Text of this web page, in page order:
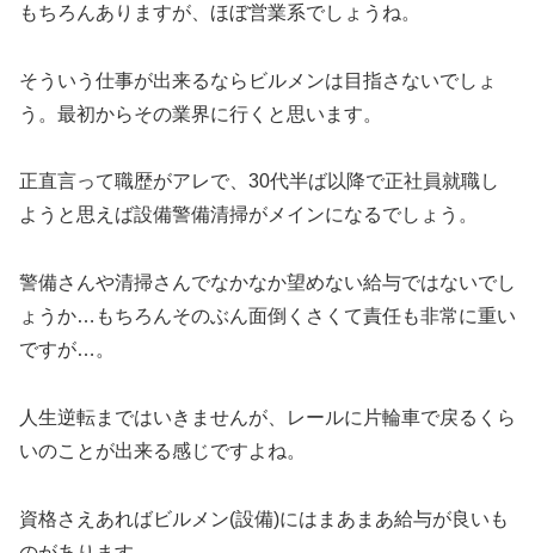
もちろんありますが、ほぼ営業系でしょうね。
そういう仕事が出来るならビルメンは目指さないでしょ
う。最初からその業界に行くと思います。
正直言って職歴がアレで、30代半ば以降で正社員就職し
ようと思えば設備警備清掃がメインになるでしょう。
警備さんや清掃さんでなかなか望めない給与ではないでし
ょうか…もちろんそのぶん面倒くさくて責任も非常に重い
ですが…。
人生逆転まではいきませんが、レールに片輪車で戻るくら
いのことが出来る感じですよね。
資格さえあればビルメン(設備)にはまあまあ給与が良いも